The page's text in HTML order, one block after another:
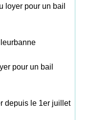
loyer pour un bail
pour un bail
depuis le 1er juillet